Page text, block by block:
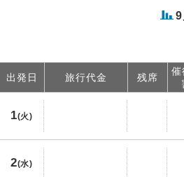
9
出発日 旅行代金 残席
催
1(火)
2(水)